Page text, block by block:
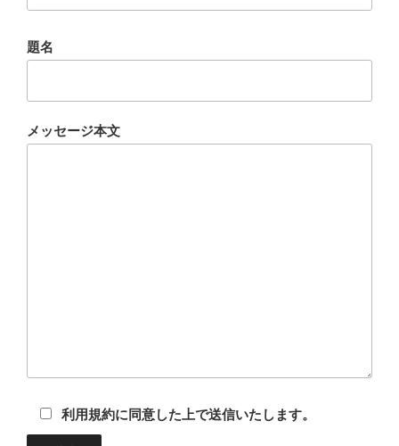
題名
メッセージ本文
利用規約に同意した上で送信いたします。